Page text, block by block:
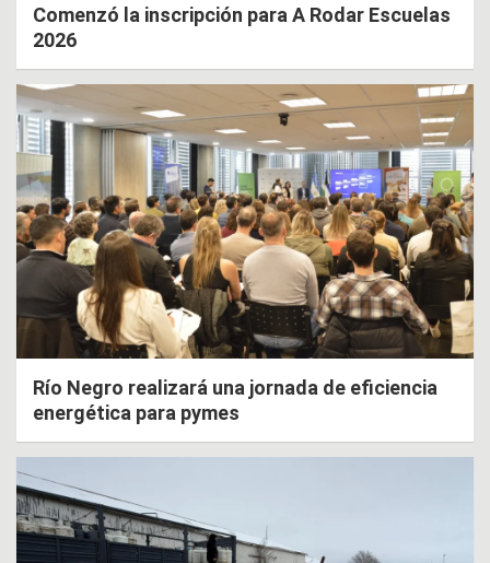
Comenzó la inscripción para A Rodar Escuelas
2026
Río Negro realizará una jornada de eficiencia
energética para pymes